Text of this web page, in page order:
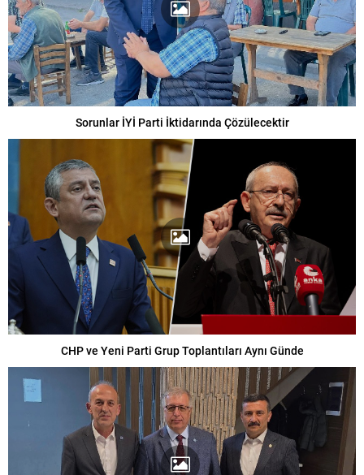
Sorunlar İYİ Parti İktidarında Çözülecektir
CHP ve Yeni Parti Grup Toplantıları Aynı Günde